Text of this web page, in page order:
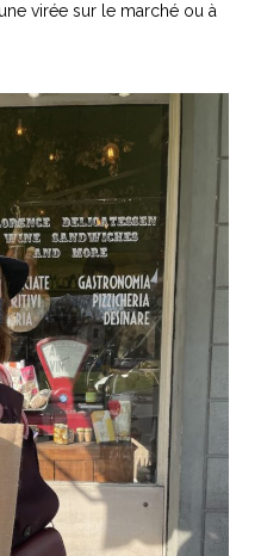
virée sur le marché ou à